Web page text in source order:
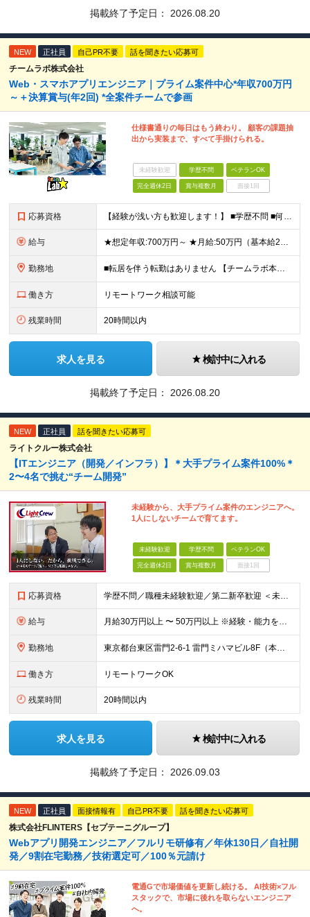
掲載終了予定日： 2026.08.20
NEW 正社員 自己PR不要 話を聞きたい応募可
チームラボ株式会社
Web・スマホアプリエンジニア｜プライム案件中心*年収700万円
～＋決算賞与(年2回) *全案件チームで参画
仕様書通りの毎日はもう終わり。 顧客の課題抽
出から実装まで、すべて手掛けられる。
未経験歓迎 学歴不問 ベテランOK
完全週休2日 賞与複数月 面接1回
応募資格 【経験が浅い方も歓迎します！】 ■学歴不問 ■何らかのプログラミング言語を用いた開発実務経験3年以上(言語不問) ＼こんな方に向いています／ ・仕様書通りの開発から抜け出し、より主体的に関わりたい方
給与 ★想定年収:700万円～ ★月給:50万円（基本給22万円〜＋諸手当21万円1250円～） ※上記に固定残業代（68,750円/月40時間分）を含む。超過分は別途支給 ※試用期間3ヵ月あり。期間中の
勤務地 ■転居を伴う転勤はありません 【チームラボ本社】 東京都千代田区神田小川町2-12 小川町進興ビル チームラボ本社他、会社が指定する場所 ※原則出社ですが、合理的な理由がある場合はリモート(在宅勤
働き方 リモートワーク相談可能
残業時間 20時間以内
求人を見る 検討中に入れる
掲載終了予定日： 2026.08.20
NEW 正社員 話を聞きたい応募可
ライトクルー株式会社
【ITエンジニア（開発／インフラ）】＊大手プライム案件100%＊
2〜4名で挑む“チーム開発”
未経験から、大手プライム案件のエンジニアへ。
1人にしないチームで育てます。
未経験歓迎 学歴不問 ベテランOK
完全週休2日 賞与複数月 面接1回
応募資格 学歴不問／職種未経験歓迎／第二新卒歓迎 ＜未経験・第二新卒の方＞ ・プログラミングの学習経験がある方（スクール／独学／専門学校いずれも可） ・モノづくりが好きで、自分で学び続けられる方 ※SE実務経
給与 月給30万円以上 〜 50万円以上 ※経験・能力を考慮のうえ、当社規定により優遇します。 ※年俸制（月給として支給）。 ※想定年収400万〜700万円。 【給与体系】 ・昇給：適宜（前年度実績：社員
勤務地 東京都台東区雷門2-6-1 雷門ミハマビル8F（本社） および東京23区内のプロジェクト先 ※常駐先（東京23区内）が変わることはありますが、転勤はありません。 ※社員の約7割が週2〜3日リモート勤
働き方 リモートワークOK
残業時間 20時間以内
求人を見る 検討中に入れる
掲載終了予定日： 2026.09.03
NEW 正社員 面接情報有 自己PR不要 話を聞きたい応募可
株式会社FLINTERS【セプテーニグループ】
Webアプリ開発エンジニア／フルリモ研修有／年休130日／自社開
発／9割在宅勤務／技術選定可／100％元請け
電通Gで市場価値を更新し続ける。 AI技術×フル
スタックで、市場に後れを取らないエンジニア
へ。